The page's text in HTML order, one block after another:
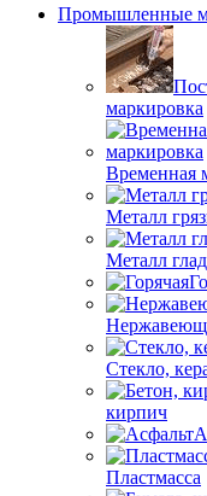
Промышленные
маркировка
Временная
Металл
Металл
Стекло,
кирпич
Пластмасса